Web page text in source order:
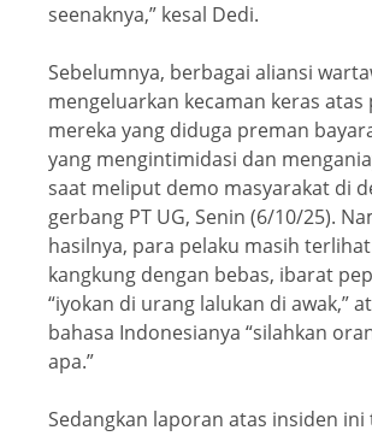
seenaknya,” kesal Dedi.
Sebelumnya, berbagai aliansi
mengeluarkan kecaman keras
mereka yang diduga preman
yang mengintimidasi dan
saat meliput demo masyarakat di
gerbang PT UG, Senin (6/10/25).
hasilnya, para pelaku masih
kangkung dengan bebas, ibarat
“iyokan di urang lalukan di awak,”
bahasa Indonesianya “silahkan
apa.”
Sedangkan laporan atas insiden ini